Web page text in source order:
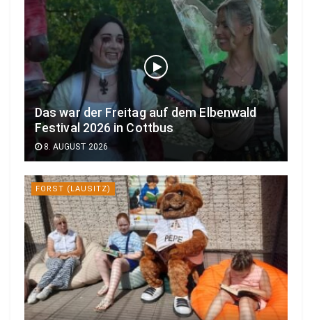
Das war der Freitag auf dem Elbenwald
Festival 2026 in Cottbus
8. AUGUST 2026
FORST (LAUSITZ)